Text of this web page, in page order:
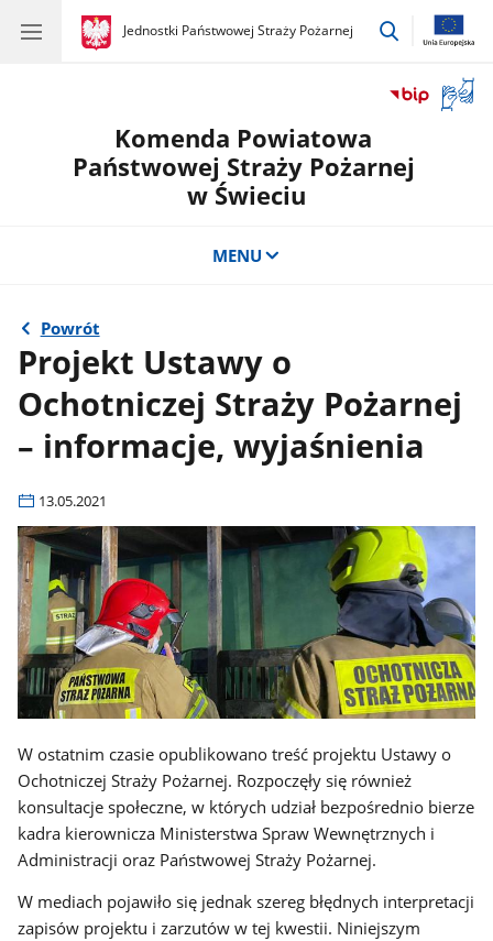
gov.pl
Jednostki Państwowej Straży Pożarnej
gov.pl
Jednostki
przejdź
okno
Komenda Powiatowa
Państwowej Straży Pożarnej
w Świeciu
MENU
Powrót
Projekt Ustawy o
Ochotniczej Straży Pożarnej
– informacje, wyjaśnienia
13.05.2021
W ostatnim czasie opublikowano treść projektu Ustawy o
Ochotniczej Straży Pożarnej. Rozpoczęły się również
konsultacje społeczne, w których udział bezpośrednio bierze
kadra kierownicza Ministerstwa Spraw Wewnętrznych i
Administracji oraz Państwowej Straży Pożarnej.
W mediach pojawiło się jednak szereg błędnych interpretacji
zapisów projektu i zarzutów w tej kwestii. Niniejszym